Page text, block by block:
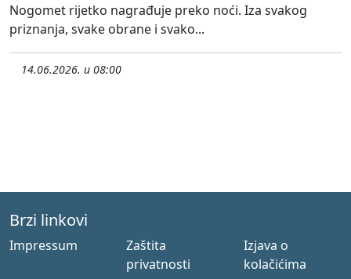
Nogomet rijetko nagrađuje preko noći. Iza svakog
priznanja, svake obrane i svako...
14.06.2026. u 08:00
Brzi linkovi
Impressum
Zaštita
privatnosti
Izjava o
kolačićima